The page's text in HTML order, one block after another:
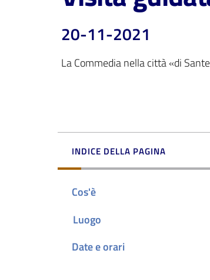
20-11-2021
La Commedia nella città «di
INDICE DELLA PAGINA
Cos'è
Luogo
Date e orari